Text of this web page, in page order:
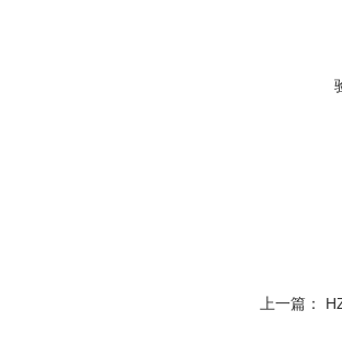
上一篇：